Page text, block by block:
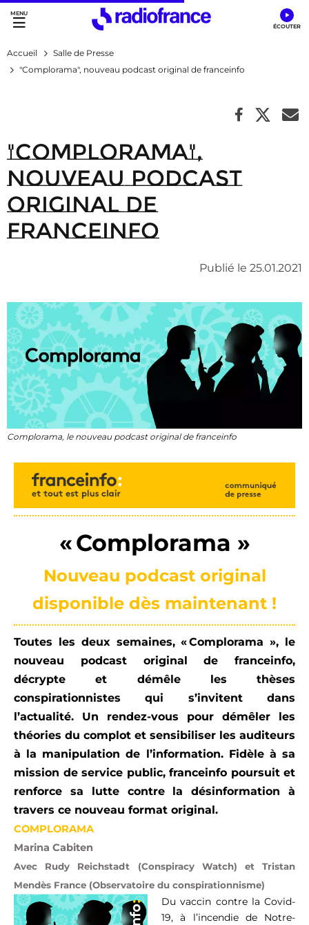
Accès direct :
Menu principal
Contenu
Accueil
Salle de Presse
"Complorama", nouveau podcast original de franceinfo
"Complorama",
nouveau podcast
original de
franceinfo
Publié le 25.01.2021
Complorama, le nouveau podcast original de franceinfo
« Complorama »
Nouveau podcast original
disponible dès maintenant !
Toutes les deux semaines, « Complorama », le
nouveau podcast original de franceinfo,
décrypte et démêle les thèses
conspirationnistes qui s’invitent dans
l’actualité. Un rendez-vous pour démêler les
théories du complot et sensibiliser les auditeurs
à la manipulation de l’information. Fidèle à sa
mission de service public, franceinfo poursuit et
renforce sa lutte contre la désinformation à
travers ce nouveau format original.
COMPLORAMA
Marina Cabiten
Avec Rudy Reichstadt (Conspiracy Watch) et Tristan
Mendès France (Observatoire du conspirationnisme)
Du vaccin contre la Covid-
19, à l’incendie de Notre-